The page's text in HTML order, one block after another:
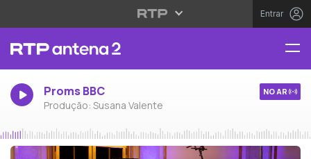
Entrar
Proms BBC
Produção: Susana Valente
NO AR